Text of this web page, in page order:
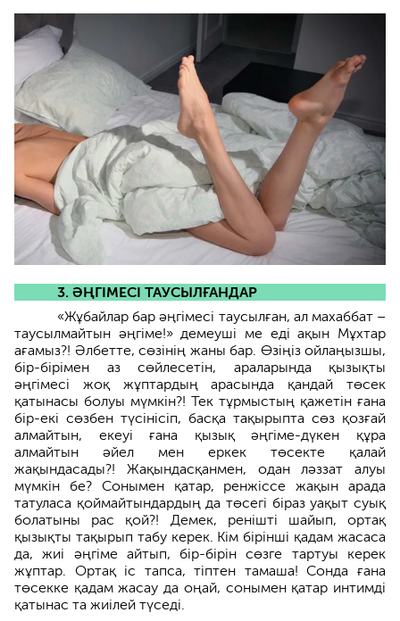
3. ӘҢГІМЕСІ ТАУСЫЛҒАНДАР
«Жұбайлар бар әңгімесі таусылған, ал махаббат –
таусылмайтын әңгіме!» демеуші ме еді ақын Мұхтар
ағамыз?! Әлбетте, сөзінің жаны бар. Өзіңіз ойлаңызшы,
бір-бірімен аз сөйлесетін, араларында қызықты
әңгімесі жоқ жұптардың арасында қандай төсек
қатынасы болуы мүмкін?! Тек тұрмыстың қажетін ғана
бір-екі сөзбен түсінісіп, басқа тақырыпта сөз қозғай
алмайтын, екеуі ғана қызық әңгіме-дүкен құра
алмайтын әйел мен еркек төсекте қалай
жақындасады?! Жақындасқанмен, одан ләззат алуы
мүмкін бе? Сонымен қатар, ренжіссе жақын арада
татуласа қоймайтындардың да төсегі біраз уақыт суық
болатыны рас қой?! Демек, ренішті шайып, ортақ
қызықты тақырып табу керек. Кім бірінші қадам жасаса
да, жиі әңгіме айтып, бір-бірін сөзге тартуы керек
жұптар. Ортақ іс тапса, тіптен тамаша! Сонда ғана
төсекке қадам жасау да оңай, сонымен қатар интимді
қатынас та жиілей түседі.